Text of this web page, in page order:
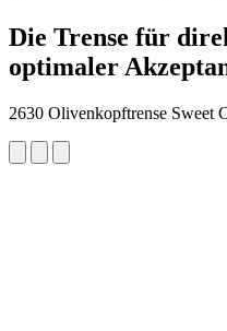
Die Trense für
optimaler
2630 Olivenkopftrense Sweet